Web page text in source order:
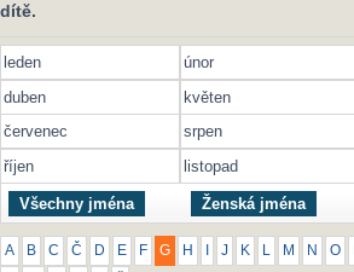
dítě.
leden únor
duben
květen
červenec
srpen
říjen
listopad
Všechny jména Ženská jména
A B C Č D E F G H J K M N O